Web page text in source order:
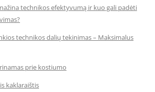
technikos efektyvumą ir kuo gali padėti
technikos dalių tekinimas – Maksimalus
prie kostiumo
kaklaraištis